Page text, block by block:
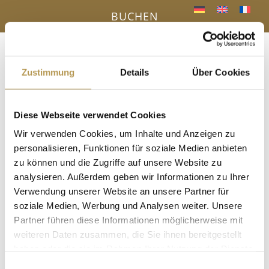
Zustimmung Details Über Cookies
Diese Webseite verwendet Cookies
Wir verwenden Cookies, um Inhalte und Anzeigen zu
personalisieren, Funktionen für soziale Medien anbieten
zu können und die Zugriffe auf unsere Website zu
analysieren. Außerdem geben wir Informationen zu Ihrer
Verwendung unserer Website an unsere Partner für
soziale Medien, Werbung und Analysen weiter. Unsere
Partner führen diese Informationen möglicherweise mit
weiteren Daten zusammen, die Sie ihnen bereitgestellt
IHR VORTEIL - DIREKTBUCHUNG ONLINE
a Menü
BUCHEN
« Alle Veranstaltungen
Diese Veranstaltung hat bereits stattgefunden.
Aufguss mit Annette
17. Juli 2025, 14:00-14:15
in der Panoramasauna